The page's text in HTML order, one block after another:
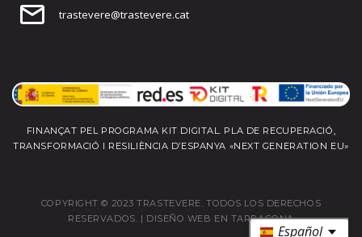
Español
trastevere@trastevere.cat
FINANÇAT PEL PROGRAMA KIT DIGITAL. PLA DE RECUPERACIÓ,
TRANSFORMACIÓ I RESILIÈNCIA D’ESPANYA «NEXT GENERATION EU»
COPYRIGHT © 2023 TRASTEVERE. TODOS LOS DERECHOS
RESERVADOS. | DISEÑO WEB EN TARRAGONA